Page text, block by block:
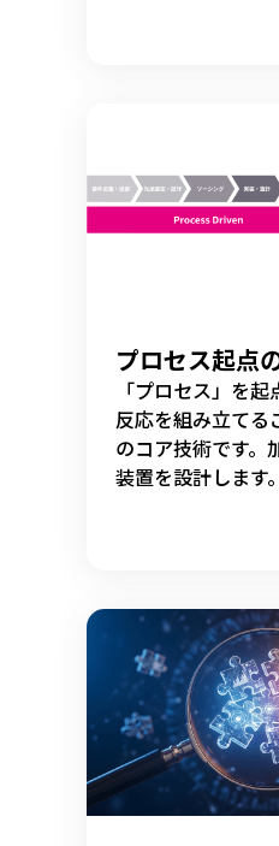
プロセス起点
「プロセス」を
反応を組み立て
のコア技術です。
装置を設計します。